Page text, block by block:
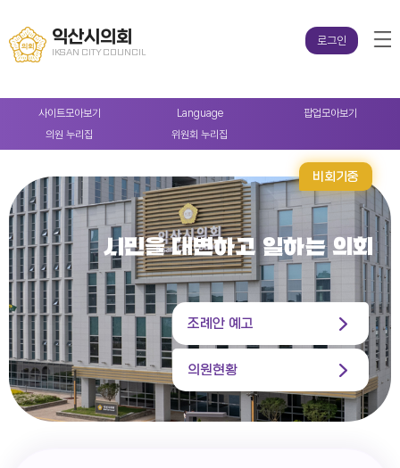
익산시의회
IKSAN CITY COUNCIL
로그인
사이트모아보기 Language 팝업모아보기
의원 누리집 위원회 누리집
비회기중
시민을 대변하고 일하는 의회
조례안 예고
의원현황